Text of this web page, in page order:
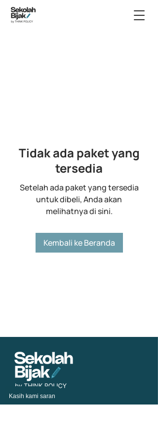
Kasih kami saran
Tidak ada paket yang
tersedia
Setelah ada paket yang tersedia
untuk dibeli, Anda akan
melihatnya di sini.
Kembali ke Beranda